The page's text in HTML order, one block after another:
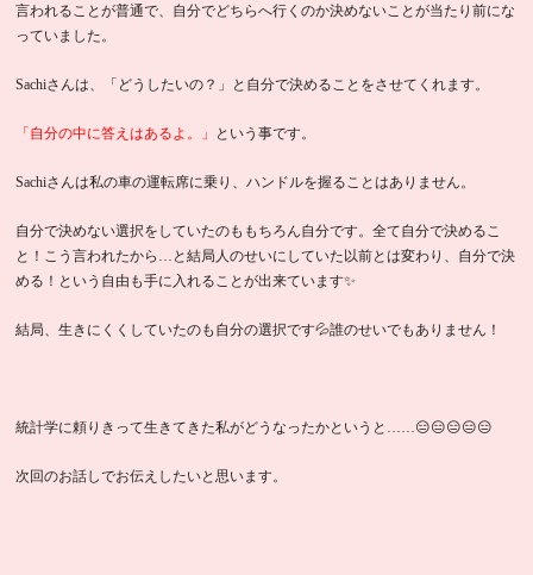
言われることが普通で、自分でどちらへ行くのか決めないことが当たり前にな
っていました。
Sachiさんは、「どうしたいの？」と自分で決めることをさせてくれます。
「自分の中に答えはあるよ。」 という事です。
Sachiさんは私の車の運転席に乗り、ハンドルを握ることはありません。
自分で決めない選択をしていたのももちろん自分です。全て自分で決めるこ
と！こう言われたから…と結局人のせいにしていた以前とは変わり、自分で決
める！という自由も手に入れることが出来ています✨
結局、生きにくくしていたのも自分の選択です💦誰のせいでもありません！
統計学に頼りきって生きてきた私がどうなったかというと……😑😑😑😑😑
次回のお話しでお伝えしたいと思います。